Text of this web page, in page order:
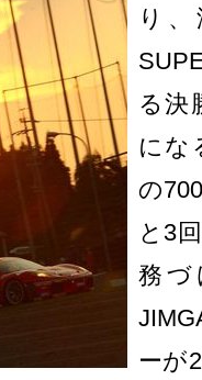
り
る決
にな
の
と3
務
ーが